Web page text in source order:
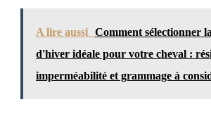
A lire aussi Comment sélectionner
d'hiver idéale pour votre cheval :
imperméabilité et grammage à